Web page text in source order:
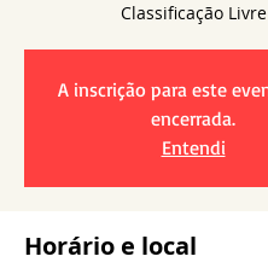
Classificação Livre
A inscrição para este
encerrada.
Entendi
Horário e local